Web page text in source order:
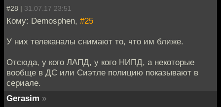
#28 | 31.07.17 23:51
Кому: Demosphen, #25
У них телеканалы снимают то, что им ближе.
Отсюда, у кого ЛАПД, у кого НИПД, а некоторые
вообще в ДС или Сиэтле полицию показывают в
сериале.
Gerasim »